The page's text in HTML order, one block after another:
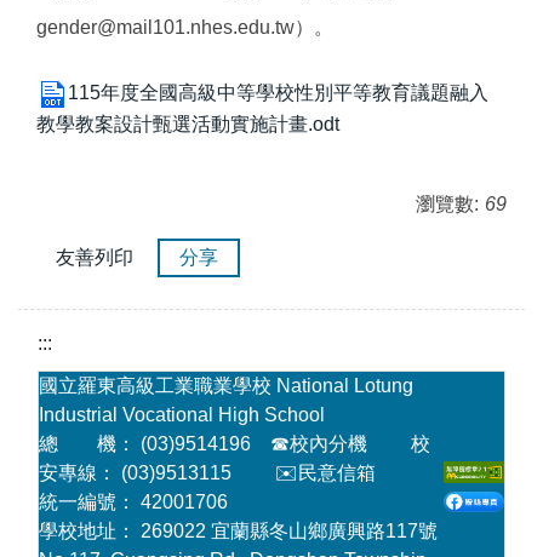
gender@mail101.nhes.edu.tw）。
115年度全國高級中等學校性別平等教育議題融入
教學教案設計甄選活動實施計畫.odt
瀏覽數: 69
友善列印 分享
:::
國立羅東高級工業職業學校 National Lotung
Industrial Vocational High School
總 機： (03)9514196 ☎校內分機
校
安專線： (03)9513115 ✉️民意信箱
統一編號： 42001706
學校地址： 269022 宜蘭縣冬山鄉廣興路117號